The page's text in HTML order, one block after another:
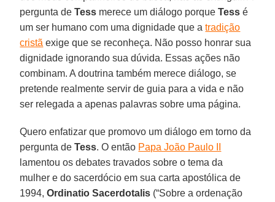
pergunta deTess merece um diálogo porqueTess é
um ser humano com uma dignidade que atradição
cristã exige que se reconheça. Não posso honrar sua
dignidade ignorando sua dúvida. Essas ações não
combinam. A doutrina também merece diálogo, se
pretende realmente servir de guia para a vida e não
ser relegada a apenas palavras sobre uma página.
Quero enfatizar que promovo um diálogo em torno da
pergunta deTess. O então Papa João Paulo II
lamentou os debates travados sobre o tema da
mulher e do sacerdócio em sua carta apostólica de
1994,Ordinatio Sacerdotalis (“Sobre a ordenação